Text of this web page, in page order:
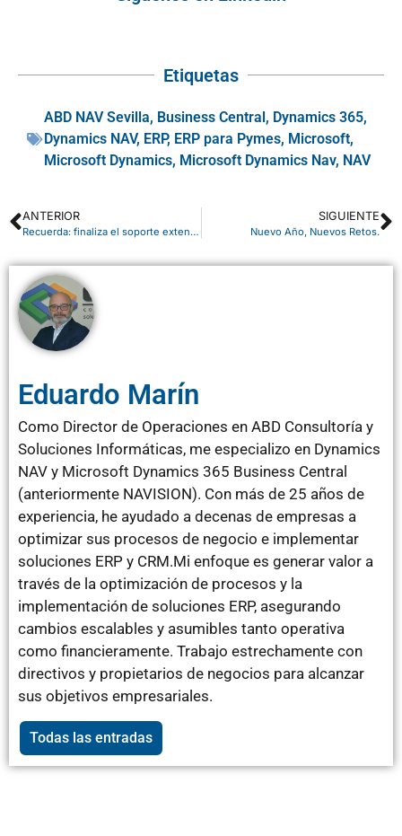
Etiquetas
ABD NAV Sevilla, Business Central, Dynamics 365,
Dynamics NAV, ERP, ERP para Pymes, Microsoft,
Microsoft Dynamics, Microsoft Dynamics Nav, NAV
ANTERIOR
Recuerda: finaliza el soporte extendido de Windows 7 y Windows Server 2008 y 2008 r2
SIGUIENTE
Nuevo Año, Nuevos Retos.
Eduardo Marín
Como Director de Operaciones en ABD Consultoría y
Soluciones Informáticas, me especializo en Dynamics
NAV y Microsoft Dynamics 365 Business Central
(anteriormente NAVISION). Con más de 25 años de
experiencia, he ayudado a decenas de empresas a
optimizar sus procesos de negocio e implementar
soluciones ERP y CRM.Mi enfoque es generar valor a
través de la optimización de procesos y la
implementación de soluciones ERP, asegurando
cambios escalables y asumibles tanto operativa
como financieramente. Trabajo estrechamente con
directivos y propietarios de negocios para alcanzar
sus objetivos empresariales.
Todas las entradas